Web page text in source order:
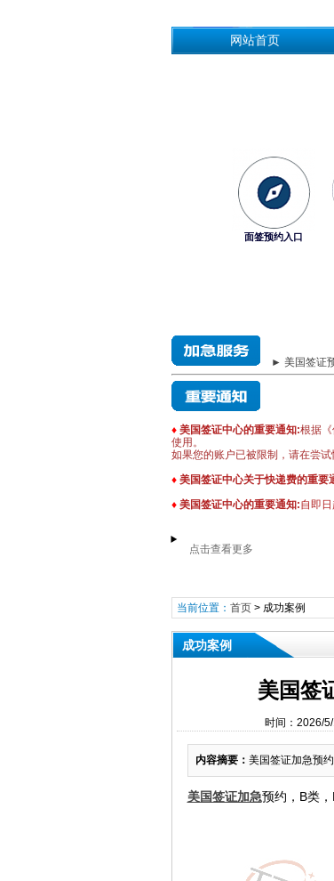
网站首页
面签预约入口
► 美国签证
♦ 美国签证中心的重要通知:根据
使用。
如果您的账户已被限制，请在尝
♦ 美国签证中心关于快递费的重要
♦ 美国签证中心的重要通知:自即
点击查看更多
当前位置： 首页> 成功案例
成功案例
美国签
时间：2026/
内容摘要： 美国签证加急预
美国签证加急预约，B类